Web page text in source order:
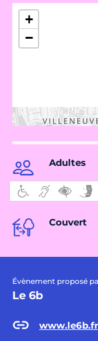
+
−
Adultes
Couvert
Évènement proposé
Le 6b
www.le6b.fr